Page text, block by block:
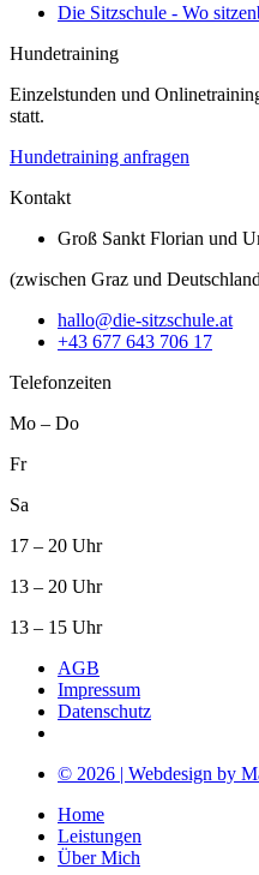
Die Sitzschule - Wo
Hundetraining
Einzelstunden und
statt.
Hundetraining anfragen
Kontakt
Groß Sankt Florian und
(zwischen Graz und
hallo@die-sitzschule.at
+43 677 643 706 17
Telefonzeiten
Mo – Do
Fr
Sa
17 – 20 Uhr
13 – 20 Uhr
13 – 15 Uhr
AGB
Impressum
Datenschutz
© 2026 | Webdesign by
Home
Leistungen
Über Mich